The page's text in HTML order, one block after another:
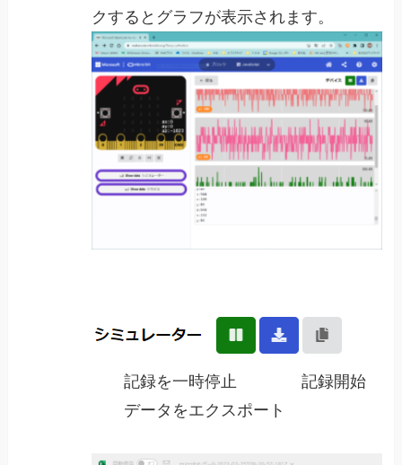
クするとグラフが表示されます。
記録を一時停止 記録開始
データをエクスポート